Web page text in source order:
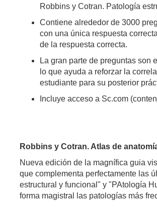
Robbins y Cotran. Patología
Contiene alrededor de 3000
con una única respuesta
de la respuesta correcta.
La gran parte de preguntas son
lo que ayuda a reforzar la
estudiante para su posterior
Incluye acceso a Sc.com
Robbins y Cotran. Atlas de
Nueva edición de la magnífica guia
que complementa perfectamente las
estructural y funcional" y "PAtología
forma magistral las patologías más